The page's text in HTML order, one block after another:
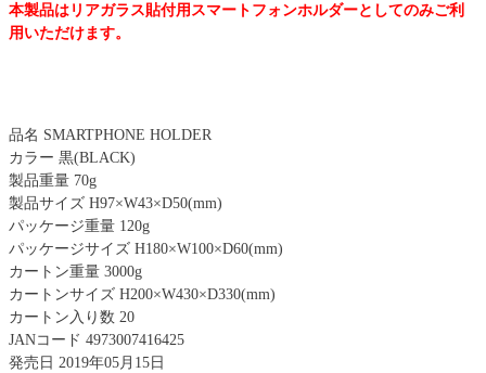
本製品はリアガラス貼付用スマートフォンホルダーとしてのみご利
用いただけます。
品名 SMARTPHONE HOLDER
カラー 黒(BLACK)
製品重量 70g
製品サイズ H97×W43×D50(mm)
パッケージ重量 120g
パッケージサイズ H180×W100×D60(mm)
カートン重量 3000g
カートンサイズ H200×W430×D330(mm)
カートン入り数 20
JANコード 4973007416425
発売日 2019年05月15日